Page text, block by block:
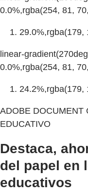
0.0%,rgba(254, 81, 70,
29.0%,rgba(179,
linear-
0.0%,rgba(254, 81, 70,
24.2%,rgba(179,
ADOBE DOCUMENT
EDUCATIVO
Destaca,
del papel en
educativos